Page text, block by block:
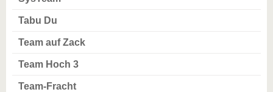
Tabu Du
Team auf Zack
Team Hoch 3
Team-Fracht